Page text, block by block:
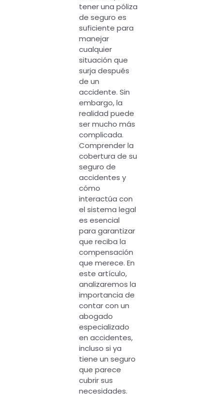
tener una póliza
de seguro es
suficiente para
manejar
cualquier
situación que
surja después
de un
accidente. Sin
embargo, la
realidad puede
ser mucho más
complicada.
Comprender la
cobertura de su
seguro de
accidentes y
cómo
interactúa con
el sistema legal
es esencial
para garantizar
que reciba la
compensación
que merece. En
este artículo,
analizaremos la
importancia de
contar con un
abogado
especializado
en accidentes,
incluso si ya
tiene un seguro
que parece
cubrir sus
necesidades.